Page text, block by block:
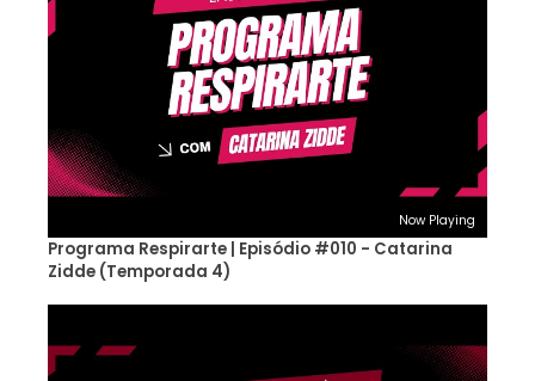
Now Playing
Programa Respirarte | Episódio #010 - Catarina
Zidde (Temporada 4)